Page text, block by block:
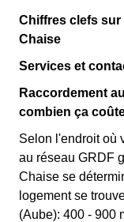
Chiffres clefs
Chaise
Services et
Raccordement
combien ça
Selon l'endroit où
au réseau GRDF
Chaise se
logement se
(Aube): 400 - 900